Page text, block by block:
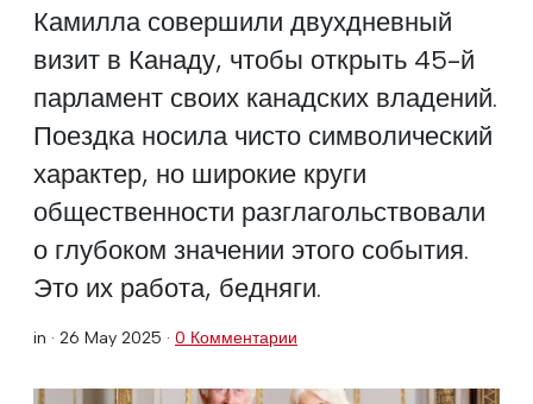
Камилла совершили двухдневный
визит в Канаду, чтобы открыть 45-й
парламент своих канадских владений.
Поездка носила чисто символический
характер, но широкие круги
общественности разглагольствовали
о глубоком значении этого события.
Это их работа, бедняги.
in · 26 May 2025 · 0 Комментарии